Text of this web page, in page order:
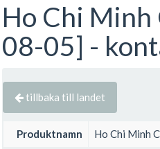
Ho Chi
08-05] -
tillbaka till landet
Produktnamn Ho Chi Minh